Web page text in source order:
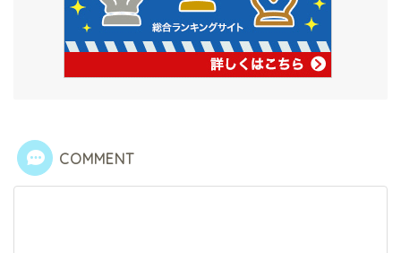
COMMENT